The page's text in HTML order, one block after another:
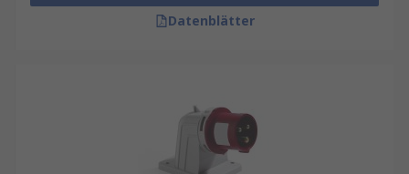
Datenblätter